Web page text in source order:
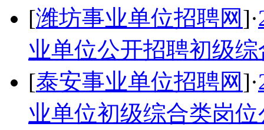
[潍坊事业单位招聘网]·
业单位公开招聘初级
[泰安事业单位招聘网]·
业单位初级综合类岗